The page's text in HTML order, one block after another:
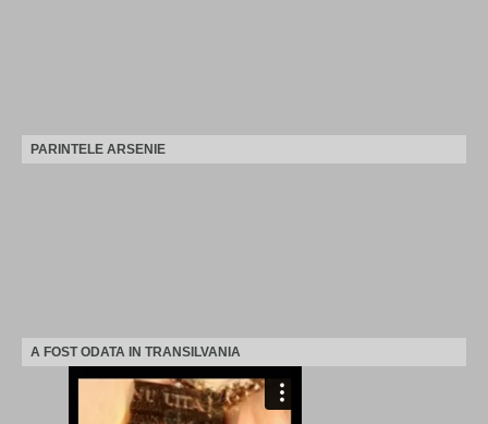
PARINTELE ARSENIE
A FOST ODATA IN TRANSILVANIA